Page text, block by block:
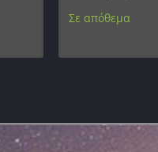
Σε απόθεμα